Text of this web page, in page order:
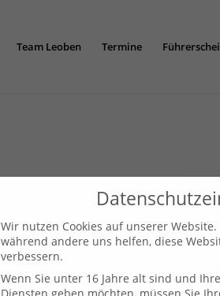
Team Leoben Termine
Wir nutzen Cookies auf unserer
während andere uns helfen, diese
verbessern.
Wenn Sie unter 16 Jahre alt sind und
Diensten geben möchten, müssen Sie